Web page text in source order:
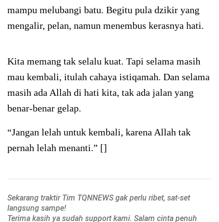
mampu melubangi batu. Begitu pula dzikir yang
mengalir, pelan, namun menembus kerasnya hati.
Kita memang tak selalu kuat. Tapi selama masih
mau kembali, itulah cahaya istiqamah. Dan selama
masih ada Allah di hati kita, tak ada jalan yang
benar-benar gelap.
“Jangan lelah untuk kembali, karena Allah tak
pernah lelah menanti.” []
Sekarang traktir Tim TQNNEWS gak perlu ribet, sat-set
langsung sampe!
Terima kasih ya sudah support kami. Salam cinta penuh